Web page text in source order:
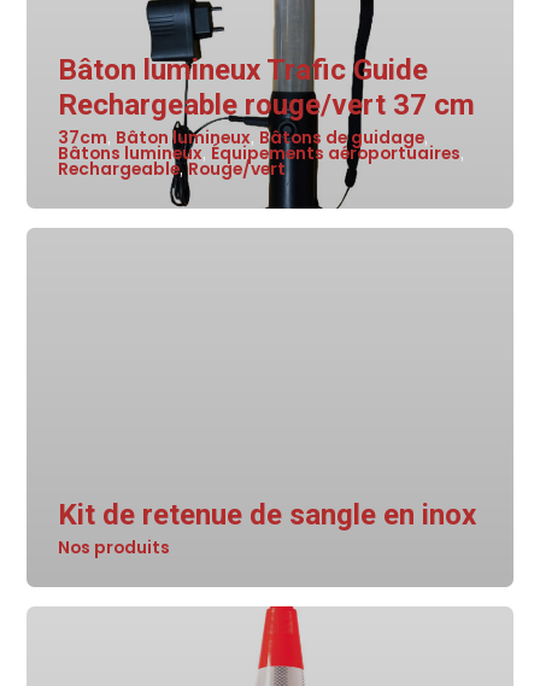
Bâton lumineux Trafic Guide
Rechargeable rouge/vert 37 cm
37cm, Bâton lumineux, Bâtons de guidage,
Bâtons lumineux, Équipements aéroportuaires,
Rechargeable,Rouge/vert
Kit de retenue de sangle en inox
Nos produits